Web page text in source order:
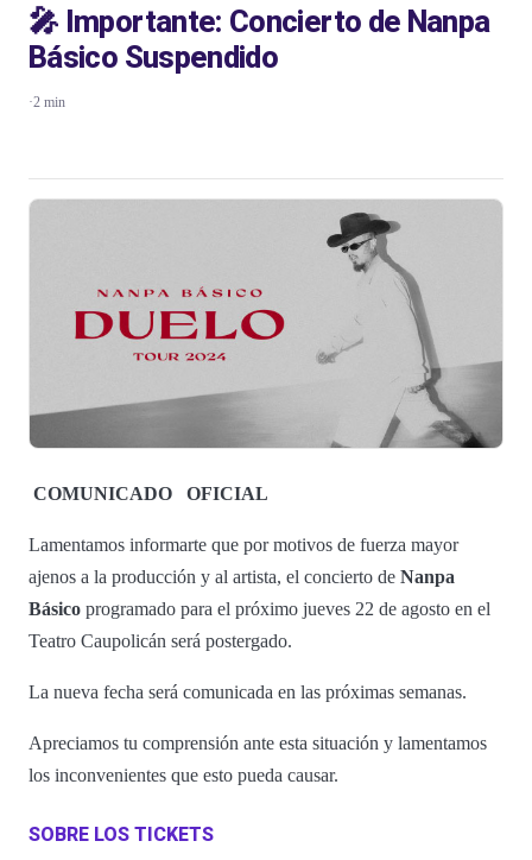
🎤 Importante: Concierto de Nanpa
Básico Suspendido
·2 min
COMUNICADO OFICIAL
Lamentamos informarte que por motivos de fuerza mayor
ajenos a la producción y al artista, el concierto de Nanpa
Básico programado para el próximo jueves 22 de agosto en el
Teatro Caupolicán será postergado.
La nueva fecha será comunicada en las próximas semanas.
Apreciamos tu comprensión ante esta situación y lamentamos
los inconvenientes que esto pueda causar.
SOBRE LOS TICKETS